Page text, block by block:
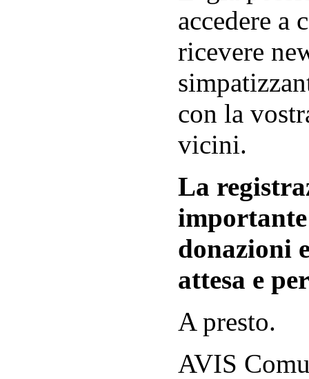
accedere a
ricevere
con la
vicini.
La
donazioni
attesa e
A presto.
AVIS